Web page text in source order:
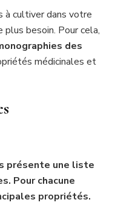
à cultiver dans votre
plus besoin. Pour cela,
des
médicinales et
présente une liste
Pour chacune
propriétés.